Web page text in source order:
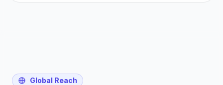
Global Reach